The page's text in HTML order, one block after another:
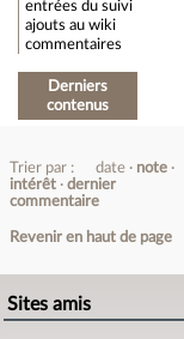
entrées du suivi
ajouts au wiki
commentaires
Derniers
contenus
Trier par : date
note
intérêt
dernier
commentaire
Revenir en haut de page
Sites amis